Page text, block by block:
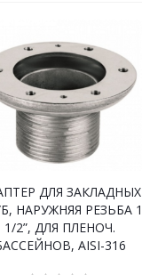
ДЛЯ ЗАКЛАДНЫХ
НАРУЖНЯЯ РЕЗЬБА 1
1/2”, ДЛЯ ПЛЕНОЧ.
AISI-316